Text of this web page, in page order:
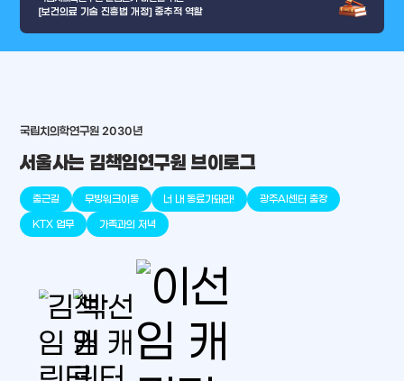
arrow_selector_tool
경기도
충청남도 대전광역시
place
천안
place
세종
place
판교
place
오송
place
대덕
place
원주
[보건의료 기술 진흥법 개정] 중추적 역할
국립치의학연구원 2030년
서울사는 김책임연구원 브이로그
출근길 무빙워크이동 너 내 동료가돼라! 광주AI센터 출장
KTX 업무 가족과의 저녁